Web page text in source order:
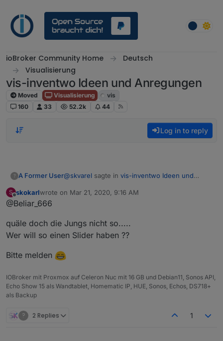
ioBroker Community Home
Deutsch
Visualisierung
vis-inventwo Ideen und Anregungen
Moved Visualisierung
vis
160
33 52.2k 44
Log in to reply
? A Former User@skvarel sagte in vis-inventwo Ideen und
Was bei 45° natürlich nicht so gut
aussehen würde.
Das würde dann nur brauchbar aussehen wenn
man die eine Beschriftung oben an der Spitze
hat und die andere am Fuß
S
Offline
skokarlwrote on Mar 21, 2020, 9:16 AM
last edited by
@Beliar_666
quäle doch die Jungs nicht so.....
Wer will so einen Slider haben ??
Bitte melden
IOBroker mit Proxmox auf Celeron Nuc mit 16 GB und Debian11, Sonos API,
Echo Show 15 als Wandtablet, Homematic IP, HUE, Sonos, Echos, DS718+
als Backup
? 2 Replies 1